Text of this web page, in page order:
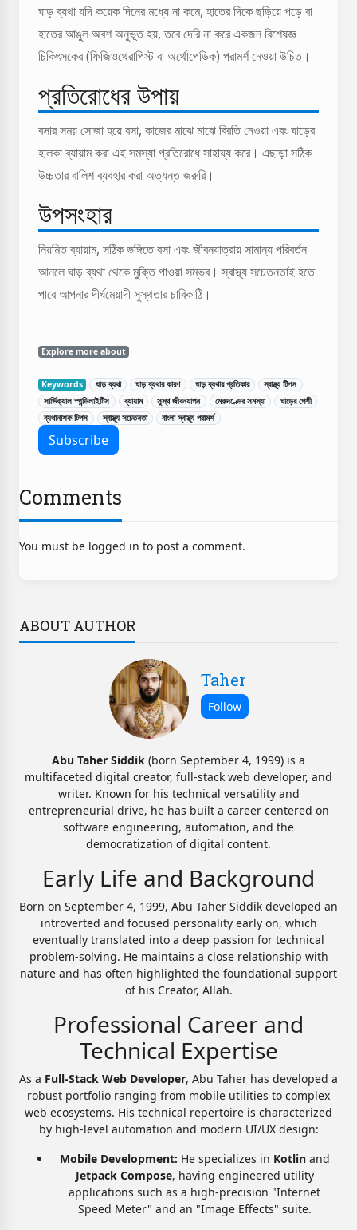
ঘাড় ব্যথা যদি কয়েক দিনের মধ্যে না কমে, হাতের দিকে ছড়িয়ে পড়ে বা
হাতের আঙুল অবশ অনুভূত হয়, তবে দেরি না করে একজন বিশেষজ্ঞ
চিকিৎসকের (ফিজিওথেরাপিস্ট বা অর্থোপেডিক) পরামর্শ নেওয়া উচিত।
প্রতিরোধের উপায়
বসার সময় সোজা হয়ে বসা, কাজের মাঝে মাঝে বিরতি নেওয়া এবং ঘাড়ের
হালকা ব্যায়াম করা এই সমস্যা প্রতিরোধে সাহায্য করে। এছাড়া সঠিক
উচ্চতার বালিশ ব্যবহার করা অত্যন্ত জরুরি।
উপসংহার
নিয়মিত ব্যায়াম, সঠিক ভঙ্গিতে বসা এবং জীবনযাত্রায় সামান্য পরিবর্তন
আনলে ঘাড় ব্যথা থেকে মুক্তি পাওয়া সম্ভব। স্বাস্থ্য সচেতনতাই হতে
পারে আপনার দীর্ঘমেয়াদী সুস্থতার চাবিকাঠি।
Explore more about
Keywords ঘাড় ব্যথা ঘাড় ব্যথার কারণ ঘাড় ব্যথার প্রতিকার
স্বাস্থ্য টিপস
সার্ভিক্যাল স্পন্ডিলাইটিস
ব্যায়াম সুস্থ জীবনযাপন মেরুদণ্ডের সমস্যা
ঘাড়ের পেশী
ব্যথানাশক টিপস
স্বাস্থ্য সচেতনতা বাংলা স্বাস্থ্য পরামর্শ
Comments
You must be logged in to post a comment.
ABOUT AUTHOR
Taher
Abu Taher Siddik (born September 4, 1999) is a
multifaceted digital creator, full-stack web developer, and
writer. Known for his technical versatility and
entrepreneurial drive, he has built a career centered on
software engineering, automation, and the
democratization of digital content.
Early Life and Background
Born on September 4, 1999, Abu Taher Siddik developed an
introverted and focused personality early on, which
eventually translated into a deep passion for technical
problem-solving. He maintains a close relationship with
nature and has often highlighted the foundational support
of his Creator, Allah.
Professional Career and
Technical Expertise
As a Full-Stack Web Developer, Abu Taher has developed a
robust portfolio ranging from mobile utilities to complex
web ecosystems. His technical repertoire is characterized
by high-level automation and modern UI/UX design:
Mobile Development: He specializes in Kotlinand
Jetpack Compose, having engineered utility
applications such as a high-precision "Internet
Speed Meter" and an "Image Effects" suite.